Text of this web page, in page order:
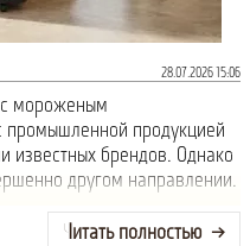
28.07.2026 15:06
с мороженым
промышленной продукцией
известных брендов. Однако
другом направлении.
Читать полностью